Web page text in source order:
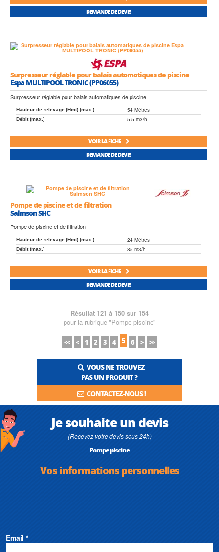
DEMANDE DE DEVIS
Surpresseur réglable pour balais automatiques de piscine
Espa MULTIPOOL TRONIC (PP06055)
Surpresseur réglable pour balais automatiques de piscine
Hauteur de relevage (Hmt) (max.) 54 Mètres
Débit (max.) 5.5 m3/h
VOIR LA FICHE
DEMANDE DE DEVIS
Pompe de piscine et de filtration
Salmson SHC
Pompe de piscine et de filtration
Hauteur de relevage (Hmt) (max.) 24 Mètres
Débit (max.) 85 m3/h
VOIR LA FICHE
DEMANDE DE DEVIS
Résultat 121 à 150 sur 154
pour la rubrique "Pompe piscine"
<< < 1 2 3 4 5 6 > >>
VOUS NE TROUVEZ
PAS UN PRODUIT ?
CONTACTEZ-NOUS !
Je souhaite un devis
(Recevez votre devis sous 24h)
Pompe piscine
Vos informations personnelles
Email *